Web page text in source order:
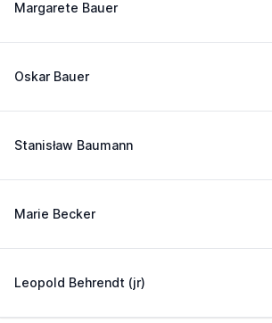
Margarete Bauer
Oskar Bauer
Stanisław Baumann
Marie Becker
Leopold Behrendt (jr)